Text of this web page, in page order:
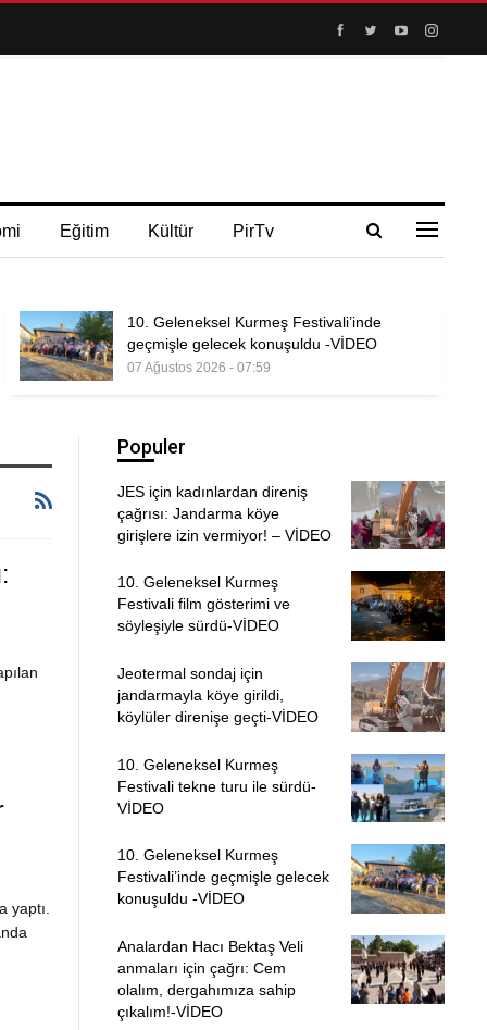
Eğitim Kültür PirTv
10. Geleneksel Kurmeş Festivali’inde
geçmişle gelecek konuşuldu -VİDEO
07 Ağustos 2026 - 07:59
yaptı.
Populer
JES için kadınlardan direniş
çağrısı: Jandarma köye
girişlere izin vermiyor! – VİDEO
10. Geleneksel Kurmeş
Festivali film gösterimi ve
söyleşiyle sürdü-VİDEO
Jeotermal sondaj için
jandarmayla köye girildi,
köylüler direnişe geçti-VİDEO
10. Geleneksel Kurmeş
Festivali tekne turu ile sürdü-
VİDEO
10. Geleneksel Kurmeş
Festivali’inde geçmişle gelecek
konuşuldu -VİDEO
Analardan Hacı Bektaş Veli
anmaları için çağrı: Cem
olalım, dergahımıza sahip
çıkalım!-VİDEO